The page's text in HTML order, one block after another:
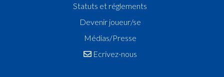
Statuts et réglements
Devenir joueur/se
Médias/Presse
Ecrivez-nous